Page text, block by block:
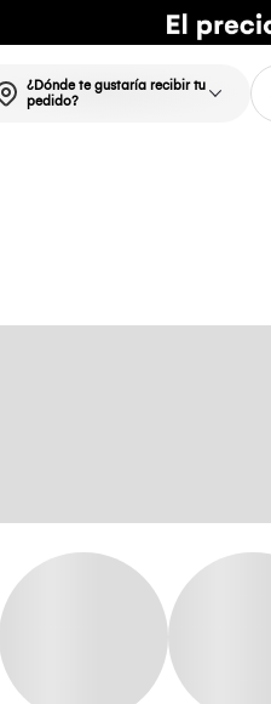
¿Dónde te gustaría recibir tu
pedido?